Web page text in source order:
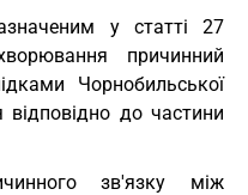
у статті 27
причинний
Чорнобильської
до частини
зв'язку між